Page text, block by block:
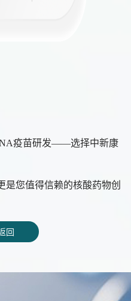
疫苗研发——选择中新康
是您值得信赖的核酸药物创
回